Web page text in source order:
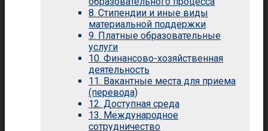
8. Стипендии и иные виды
материальной поддержки
9. Платные образовательные
услуги
10. Финансово-хозяйственная
деятельность
11. Вакантные места для приема
(перевода)
12. Доступная среда
13. Международное
сотрудничество